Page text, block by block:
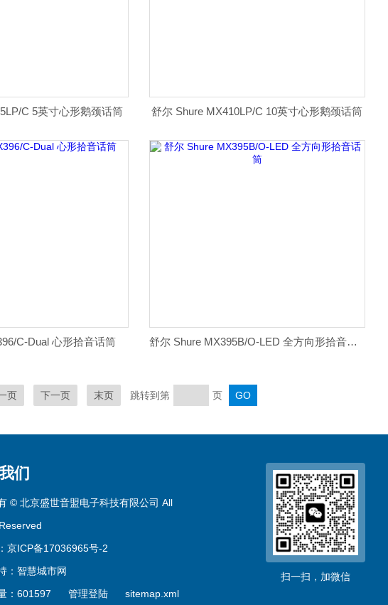
C 5英寸心形鹅颈话筒 舒尔 Shure MX410LP/C 10英寸心形鹅颈话筒
C-Dual 心形拾音话筒 舒尔 Shure MX395B/O-LED 全方向形拾音话筒
页 下一页 末页 跳转到第 页
们
© 北京盛世音盟电子科技有限公司 All
京ICP备17036965号-2
： 智慧城市网
：601597 管理登陆 sitemap.xml
扫一扫，加微信